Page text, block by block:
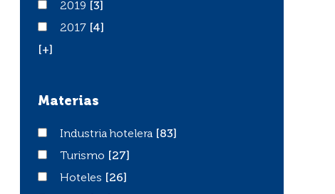
20192019
[3]
20172017
[4]
[+]
Materias
Industria hotelera
Industria hotelera
[83]
TurismoTurismo
[27]
HotelesHoteles
[26]